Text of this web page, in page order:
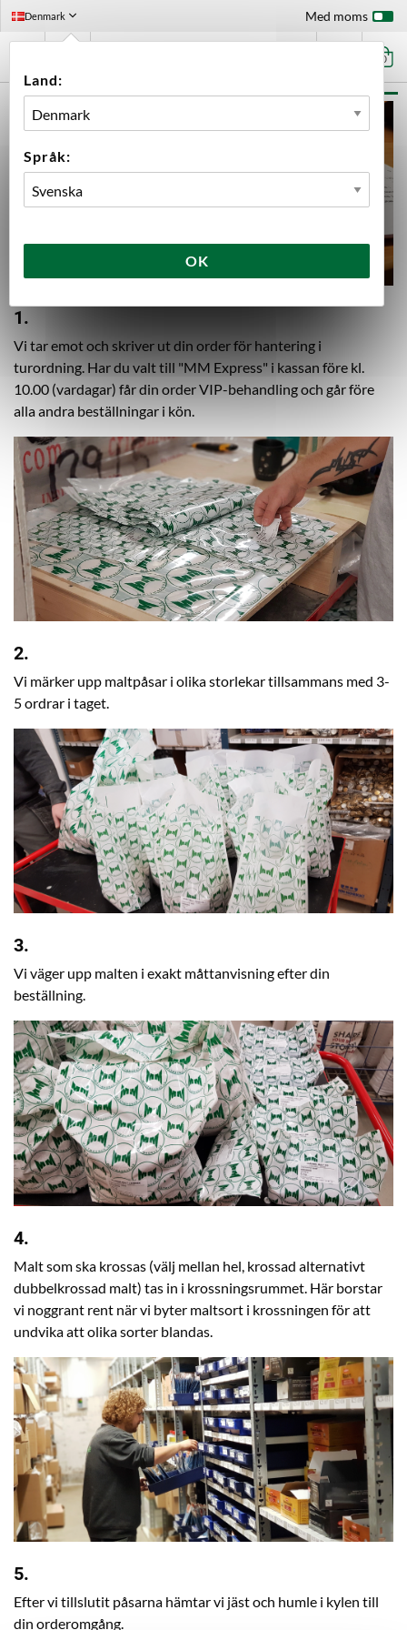
Denmark
Land:
Språk:
OK
Med moms
0
1.
Vi tar emot och skriver ut din order för hantering i
turordning. Har du valt till "MM Express" i kassan före kl.
10.00 (vardagar) får din order VIP-behandling och går före
alla andra beställningar i kön.
2.
Vi märker upp maltpåsar i olika storlekar tillsammans med 3-
5 ordrar i taget.
3.
Vi väger upp malten i exakt måttanvisning efter din
beställning.
4.
Malt som ska krossas (välj mellan hel, krossad alternativt
dubbelkrossad malt) tas in i krossningsrummet. Här borstar
vi noggrant rent när vi byter maltsort i krossningen för att
undvika att olika sorter blandas.
5.
Efter vi tillslutit påsarna hämtar vi jäst och humle i kylen till
din orderomgång.